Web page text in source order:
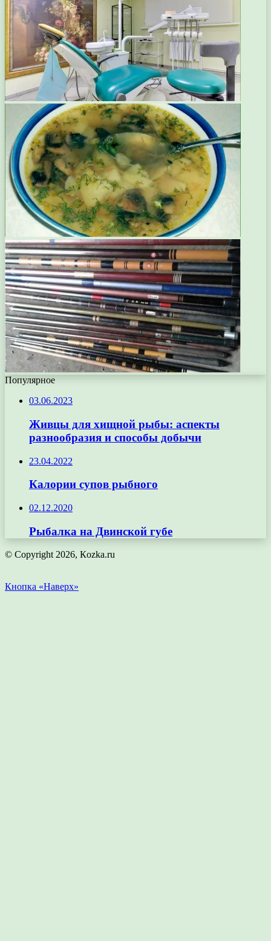
Популярное
03.06.2023
Живцы для хищной рыбы: аспекты
разнообразия и способы добычи
23.04.2022
Калории супов рыбного
02.12.2020
Рыбалка на Двинской губе
© Copyright 2026, Кozka.ru
Кнопка «Наверх»